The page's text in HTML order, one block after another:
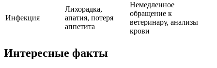
Инфекция
Лихорадка,
апатия, потеря
аппетита
Немедленное
обращение к
ветеринару, анализы
крови
Интересные факты